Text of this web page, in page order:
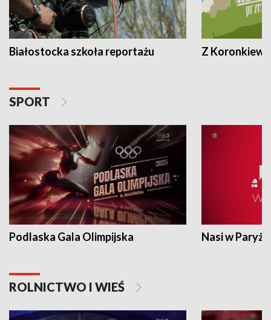
Białostocka szkoła reportażu Z
SPORT
Podlaska Gala Olimpijska Nasi w Paryżu
ROLNICTWO I WIEŚ